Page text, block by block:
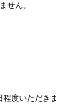
せん。
度いただきま